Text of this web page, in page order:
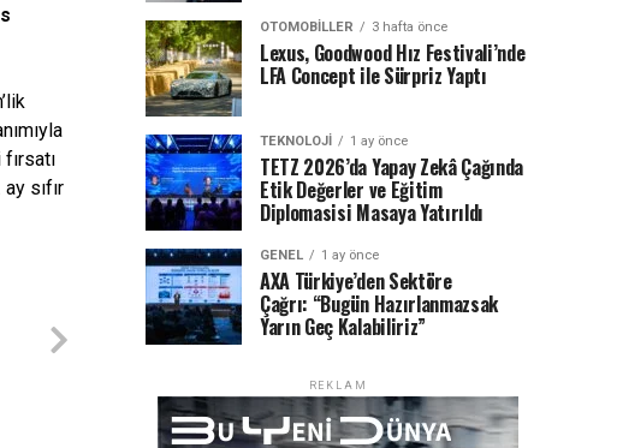
sıfır
OTOMOBILLER 3 hafta önce
Lexus, Goodwood Hız Festivali’nde
LFA Concept ile Sürpriz Yaptı
TEKNOLOJI 1 ay önce
TETZ 2026’da Yapay Zekâ Çağında
Etik Değerler ve Eğitim
Diplomasisi Masaya Yatırıldı
GENEL 1 ay önce
AXA Türkiye’den Sektöre
Çağrı: “Bugün Hazırlanmazsak
Yarın Geç Kalabiliriz”
REKLAM